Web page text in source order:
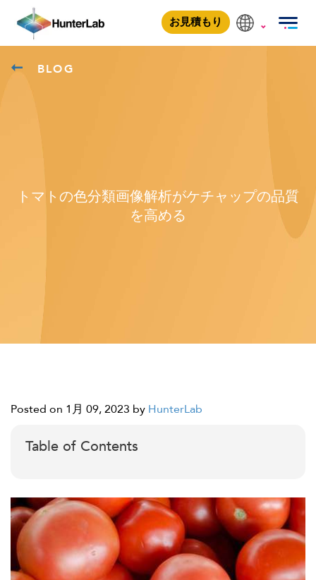
お見積もり
BLOG
トマトの色分類画像解析がケチャップの品質
を高める
Posted on 1月 09, 2023 by HunterLab
Table of Contents